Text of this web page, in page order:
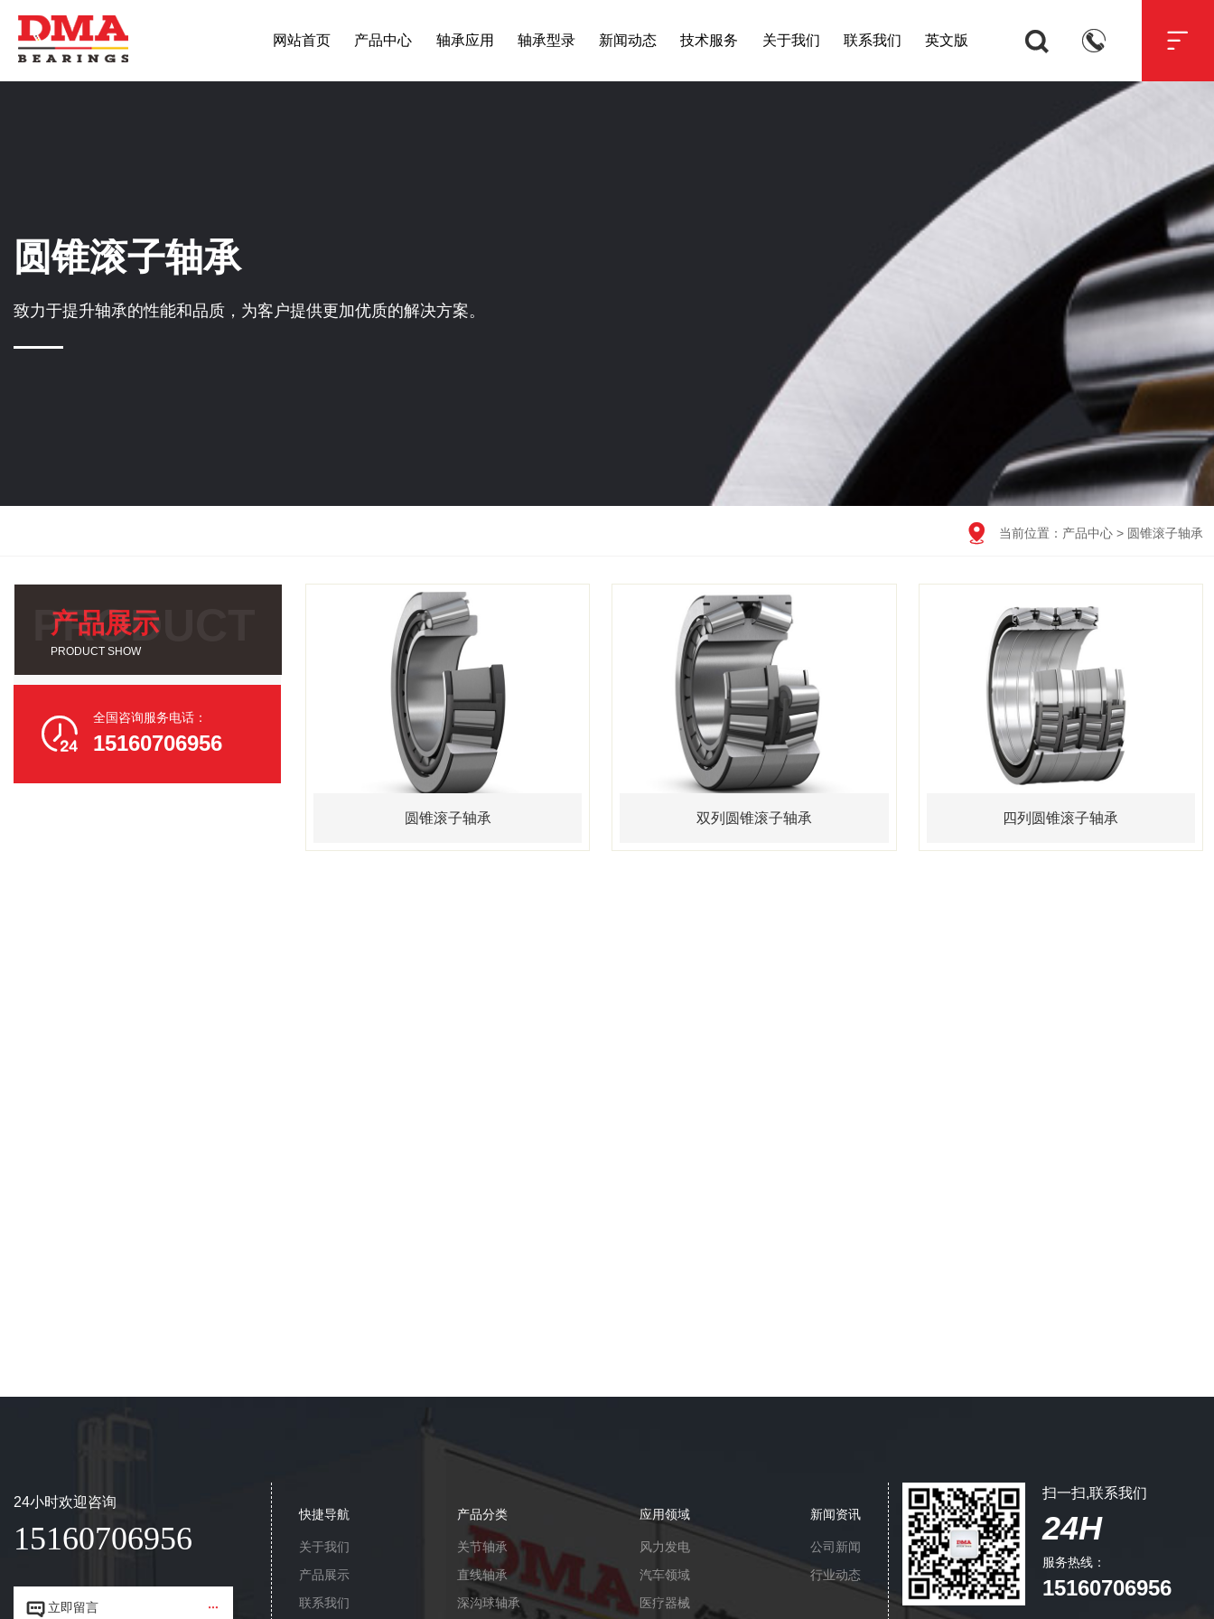
网站首页 产品中心 轴承应用 轴承型录 新闻动态 技术服务 关于我们 联系我们 英文版   
圆锥滚子轴承
致力于提升轴承的性能和品质，为客户提供更加优质的解决方案。
 当前位置： 产品中心 > 圆锥滚子轴承
产品展示
PRODUCT SHOW
 全国咨询服务电话：
15160706956
圆锥滚子轴承 双列圆锥滚子轴承 四列圆锥滚子轴承
24小时欢迎咨询
15160706956
 立即留言
快捷导航
关于我们
产品展示
联系我们
产品分类
关节轴承
直线轴承
深沟球轴承
应用领域
风力发电
汽车领域
医疗器械
新闻资讯
公司新闻
行业动态
扫一扫,联系我们
24H
服务热线：
15160706956